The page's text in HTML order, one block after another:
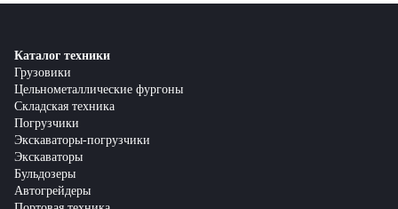
Каталог техники
Грузовики
Цельнометаллические фургоны
Складская техника
Погрузчики
Экскаваторы-погрузчики
Экскаваторы
Бульдозеры
Автогрейдеры